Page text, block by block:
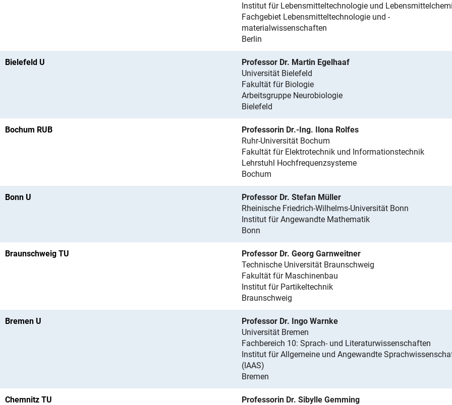
Institut für Lebensmitteltechnologie und
Fachgebiet Lebensmitteltechnologie und -
materialwissenschaften
Berlin
Bielefeld U
Professor Dr. Martin Egelhaaf
Universität Bielefeld
Fakultät für Biologie
Arbeitsgruppe Neurobiologie
Bielefeld
Bochum RUB
Professorin Dr.-Ing. Ilona Rolfes
Ruhr-Universität Bochum
Fakultät für Elektrotechnik und Informationstechnik
Lehrstuhl Hochfrequenzsysteme
Bochum
Bonn U
Professor Dr. Stefan Müller
Rheinische Friedrich-Wilhelms-Universität Bonn
Institut für Angewandte Mathematik
Bonn
Braunschweig TU
Professor Dr. Georg Garnweitner
Technische Universität Braunschweig
Fakultät für Maschinenbau
Institut für Partikeltechnik
Braunschweig
Bremen U
Professor Dr. Ingo Warnke
Universität Bremen
Fachbereich 10: Sprach- und Literaturwissenschaften
Institut für Allgemeine und Angewandte
(IAAS)
Bremen
Chemnitz TU
Professorin Dr. Sibylle Gemming